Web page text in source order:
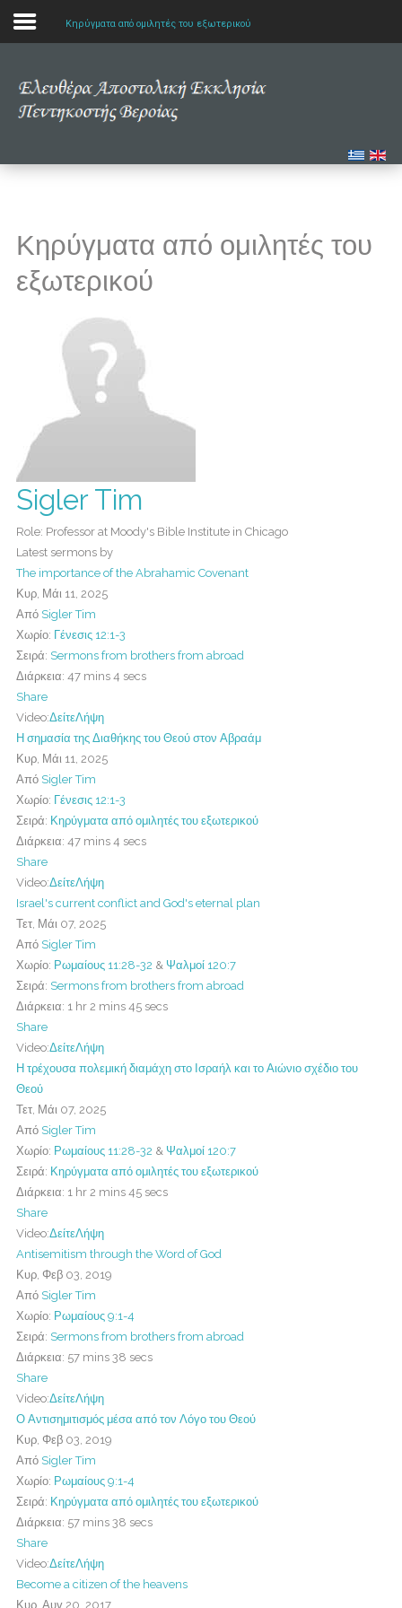
Αρχική
Μελετώντας την Αγία Γραφή
Κηρύγματα από ομιλητές του εξωτερικού
Κηρύγματα από ομιλητές του
εξωτερικού
Sigler Tim
Role: Professor at Moody's Bible Institute in Chicago
Latest sermons by
The importance of the Abrahamic Covenant
Κυρ, Μάι 11, 2025
Από Sigler Tim
Χωρίο: Γένεσις 12:1-3
Σειρά: Sermons from brothers from abroad
Διάρκεια: 47 mins 4 secs
Share
Video:ΔείτεΛήψη
Η σημασία της Διαθήκης του Θεού στον Αβραάμ
Κυρ, Μάι 11, 2025
Από Sigler Tim
Χωρίο: Γένεσις 12:1-3
Σειρά: Κηρύγματα από ομιλητές του εξωτερικού
Διάρκεια: 47 mins 4 secs
Share
Video:ΔείτεΛήψη
Israel's current conflict and God's eternal plan
Τετ, Μάι 07, 2025
Από Sigler Tim
Χωρίο: Ρωμαίους 11:28-32 & Ψαλμοί 120:7
Σειρά: Sermons from brothers from abroad
Διάρκεια: 1 hr 2 mins 45 secs
Share
Video:ΔείτεΛήψη
Η τρέχουσα πολεμική διαμάχη στο Ισραήλ και το Αιώνιο σχέδιο του
Θεού
Τετ, Μάι 07, 2025
Από Sigler Tim
Χωρίο: Ρωμαίους 11:28-32 & Ψαλμοί 120:7
Σειρά: Κηρύγματα από ομιλητές του εξωτερικού
Διάρκεια: 1 hr 2 mins 45 secs
Share
Video:ΔείτεΛήψη
Antisemitism through the Word of God
Κυρ, Φεβ 03, 2019
Από Sigler Tim
Χωρίο: Ρωμαίους 9:1-4
Σειρά: Sermons from brothers from abroad
Διάρκεια: 57 mins 38 secs
Share
Video:ΔείτεΛήψη
Ο Αντισημιτισμός μέσα από τον Λόγο του Θεού
Κυρ, Φεβ 03, 2019
Από Sigler Tim
Χωρίο: Ρωμαίους 9:1-4
Σειρά: Κηρύγματα από ομιλητές του εξωτερικού
Διάρκεια: 57 mins 38 secs
Share
Video:ΔείτεΛήψη
Become a citizen of the heavens
Κυρ, Αυγ 20, 2017